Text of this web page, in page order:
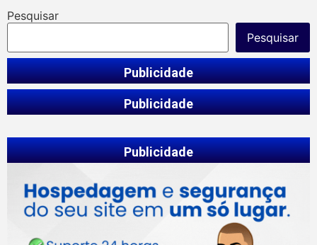
Pesquisar
Pesquisar
Publicidade
Publicidade
Publicidade